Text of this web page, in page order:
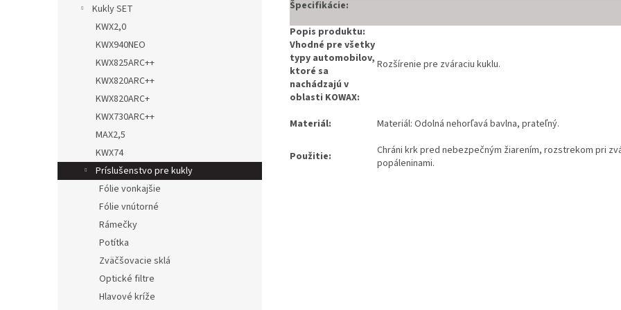
Kukly SET
KWX2,0
KWX940NEO
KWX825ARC++
KWX820ARC++
KWX820ARC+
KWX730ARC++
MAX2,5
KWX74
Príslušenstvo pre kukly
Fólie vonkajšie
Fólie vnútorné
Rámečky
Potítka
Zväčšovacie sklá
Optické filtre
Hlavové kríže
Špecifikácie:
Popis produktu:
Vhodné pre všetky
typy automobilov,
ktoré sa
nachádzajú v
oblasti KOWAX:
Rozšírenie pre zváraciu kuklu.
Materiál: Materiál: Odolná nehorľavá bavlna, prateľný.
Použitie:
Chráni krk pred nebezpečným žiarením, rozstrekom pri
popáleninami.